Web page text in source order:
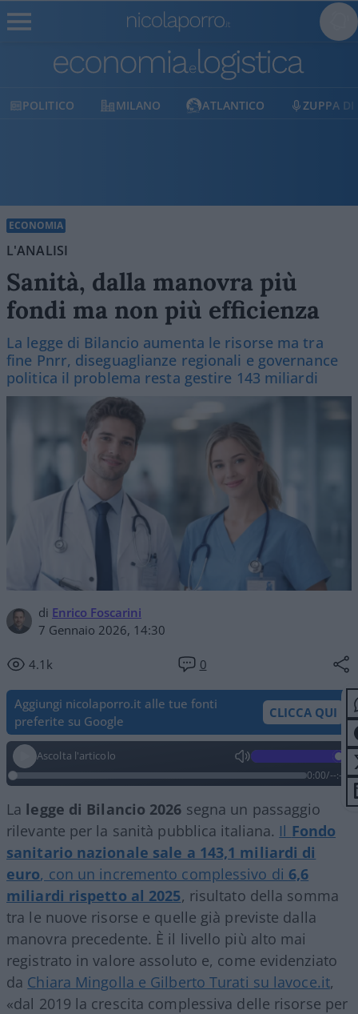
MILANO ATLANTICO ZUPPA DI PORRO
ECONOMIA
L'ANALISI
Sanità, dalla manovra più
fondi ma non più efficienza
La legge di Bilancio aumenta le risorse ma tra
fine Pnrr, diseguaglianze regionali e governance
politica il problema resta gestire 143 miliardi
di Enrico Foscarini
7 Gennaio 2026, 14:30
4.1k 0
Aggiungi nicolaporro.it alle tue fonti
preferite su Google
CLICCA QUI
Ascolta l'articolo
0:00/--:--
La legge di Bilancio 2026 segna un passaggio
rilevante per la sanità pubblica italiana. Il Fondo
sanitario nazionale sale a 143,1 miliardi di
euro, con un incremento complessivo di 6,6
miliardi rispetto al 2025, risultato della somma
tra le nuove risorse e quelle già previste dalla
manovra precedente. È il livello più alto mai
registrato in valore assoluto e, come evidenziato
da Chiara Mingolla e Gilberto Turati su lavoce.it,
«dal 2019 la crescita complessiva delle risorse per